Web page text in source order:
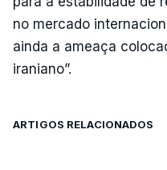
no mercado
ainda a ameaça
iraniano”.
ARTIGOS RELACIONADOS